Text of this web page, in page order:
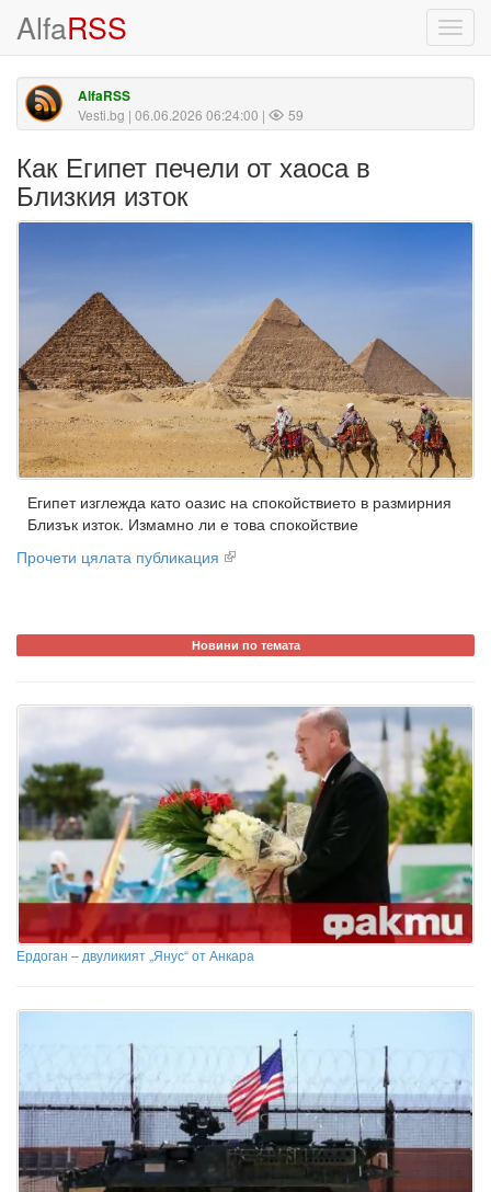
AlfaRSS
AlfaRSS
Vesti.bg | 06.06.2026 06:24:00 | 59
Как Египет печели от хаоса в
Близкия изток
Египет изглежда като оазис на спокойствието в размирния
Близък изток. Измамно ли е това спокойствие
Прочети цялата публикация
Новини по темата
Ердоган – двуликият „Янус“ от Анкара